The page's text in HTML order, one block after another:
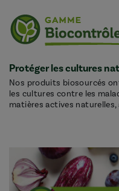
Protéger les cultures
Nos produits biosourcés
les cultures contre les
matières actives